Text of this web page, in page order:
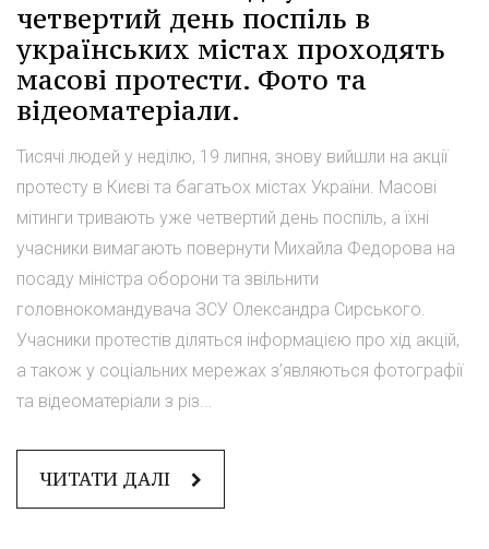
четвертий день поспіль в
українських містах проходять
масові протести. Фото та
відеоматеріали.
Тисячі людей у неділю, 19 липня, знову вийшли на акції
протесту в Києві та багатьох містах України. Масові
мітинги тривають уже четвертий день поспіль, а їхні
учасники вимагають повернути Михайла Федорова на
посаду міністра оборони та звільнити
головнокомандувача ЗСУ Олександра Сирського.
Учасники протестів діляться інформацією про хід акцій,
а також у соціальних мережах з’являються фотографії
та відеоматеріали з різ...
ЧИТАТИ ДАЛІ